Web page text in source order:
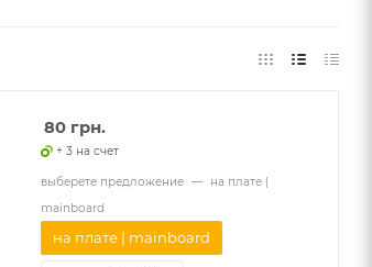
80 грн.
+ 3 на счет
выберете предложение —
на плате |
mainboard
на плате | mainboard